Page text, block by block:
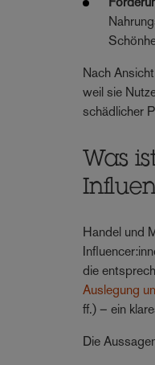
Nach
weil sie
schädlicher
Was
Handel und
die
Auslegung
ff.) – ein
Die